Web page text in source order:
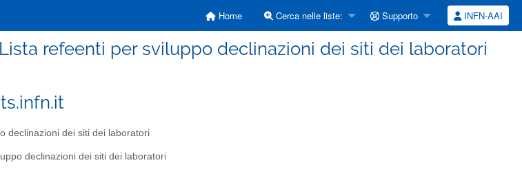
Home Cerca nelle liste: Supporto INFN-AAI
refeenti per sviluppo declinazioni dei siti dei laboratori
declinazioni dei siti dei laboratori
declinazioni dei siti dei laboratori